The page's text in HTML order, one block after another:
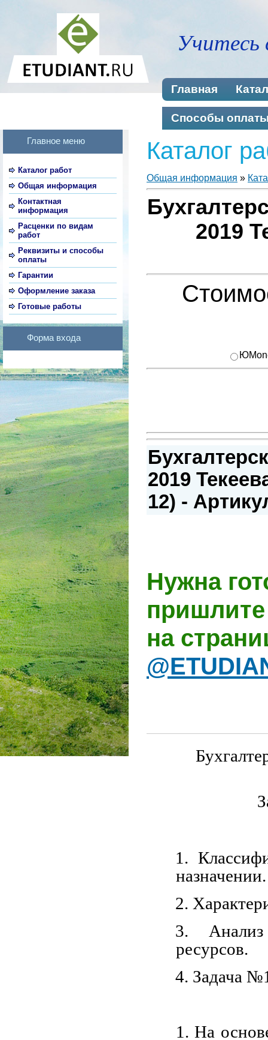
Учитесь
Главная
Способы
Главное меню
Каталог работ
Общая информация
Контактная
информация
Расценки по видам
работ
Реквизиты и способы
оплаты
Гарантии
Оформление заказа
Готовые работы
Форма входа
Каталог
Общая информация »
2019
2019
12) -
Нужна
на
1.
2.
3. Анализ
ресурсов.
4. Задача
1. На